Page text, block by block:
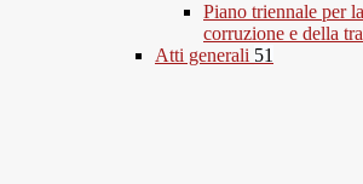
Piano triennale per
corruzione e della
Atti generali 51